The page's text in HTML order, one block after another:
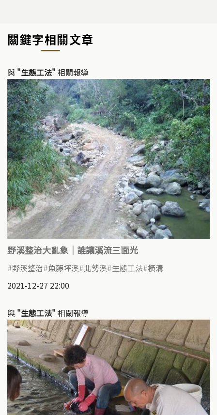
關鍵字相關文章
與 "生態工法" 相關報導
野溪整治大亂象｜誰讓溪流三面光
野溪整治 魚藤坪溪 北勢溪 生態工法 橫溝
2021-12-27 22:00
與 "生態工法" 相關報導